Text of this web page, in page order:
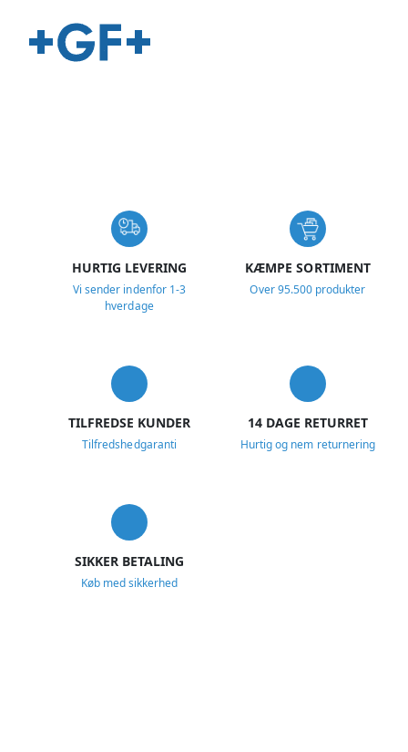
HURTIG LEVERING
Vi sender indenfor 1-3
hverdage
KÆMPE SORTIMENT
Over 95.500 produkter
TILFREDSE KUNDER
Tilfredshedgaranti
14 DAGE RETURRET
Hurtig og nem returnering
SIKKER BETALING
Køb med sikkerhed